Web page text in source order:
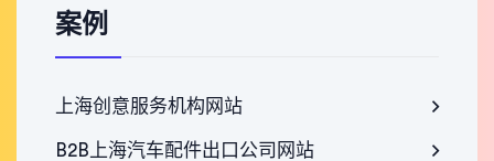
案例
上海创意服务机构网站
B2B上海汽车配件出口公司网站